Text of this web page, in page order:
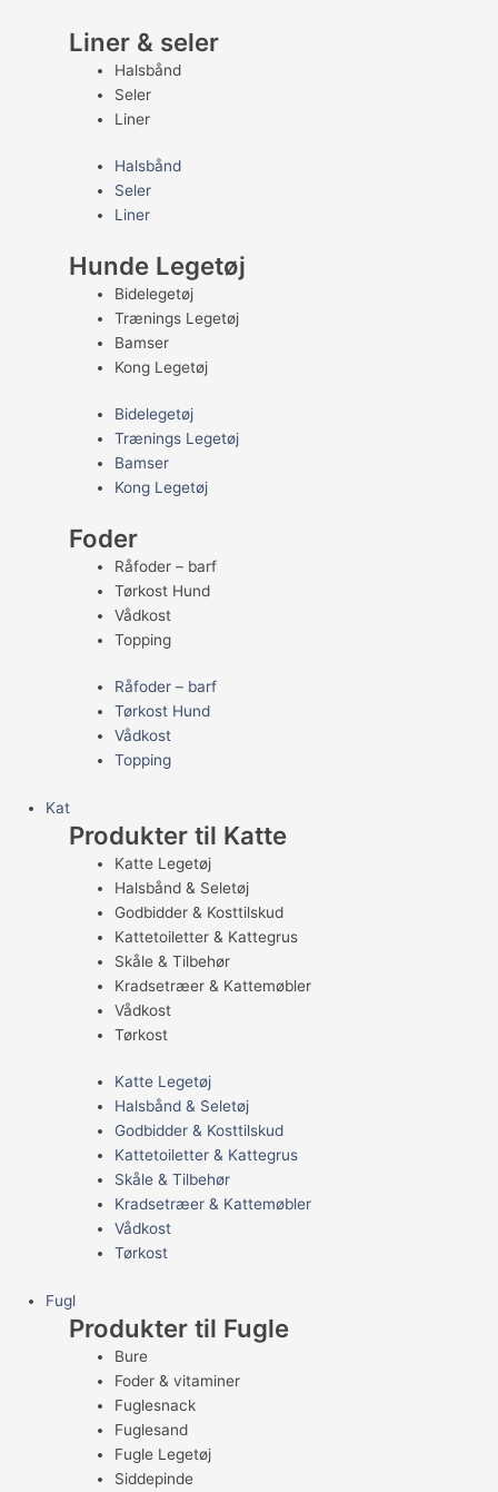
Liner & seler
Halsbånd
Seler
Liner
Halsbånd
Seler
Liner
Hunde Legetøj
Bidelegetøj
Trænings Legetøj
Bamser
Kong Legetøj
Bidelegetøj
Trænings Legetøj
Bamser
Kong Legetøj
Foder
Råfoder – barf
Tørkost Hund
Vådkost
Topping
Råfoder – barf
Tørkost Hund
Vådkost
Topping
Kat
Produkter til Katte
Katte Legetøj
Halsbånd & Seletøj
Godbidder & Kosttilskud
Kattetoiletter & Kattegrus
Skåle & Tilbehør
Kradsetræer & Kattemøbler
Vådkost
Tørkost
Katte Legetøj
Halsbånd & Seletøj
Godbidder & Kosttilskud
Kattetoiletter & Kattegrus
Skåle & Tilbehør
Kradsetræer & Kattemøbler
Vådkost
Tørkost
Fugl
Produkter til Fugle
Bure
Foder & vitaminer
Fuglesnack
Fuglesand
Fugle Legetøj
Siddepinde